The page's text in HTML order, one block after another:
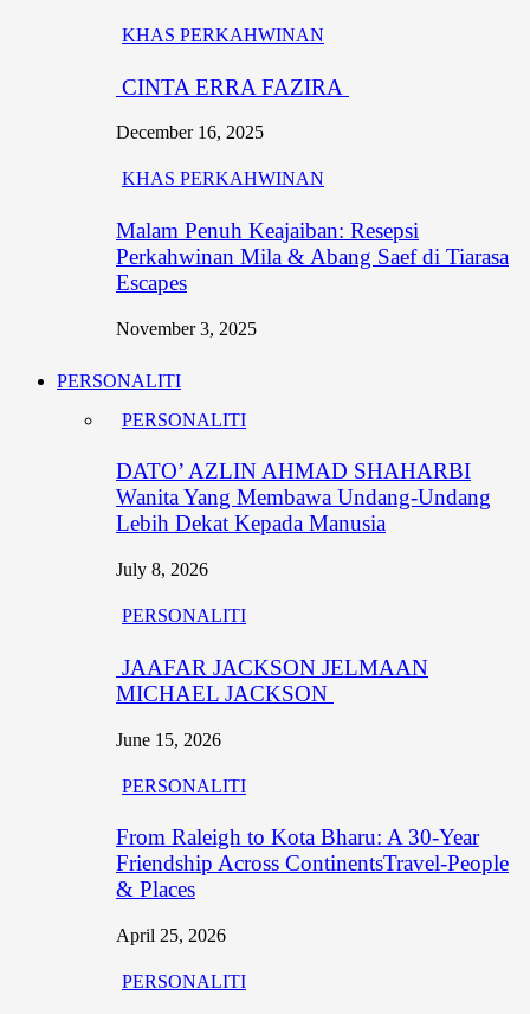
KHAS PERKAHWINAN
CINTA ERRA FAZIRA
December 16, 2025
KHAS PERKAHWINAN
Malam Penuh Keajaiban: Resepsi
Perkahwinan Mila & Abang Saef di Tiarasa
Escapes
November 3, 2025
PERSONALITI
PERSONALITI
DATO’ AZLIN AHMAD SHAHARBI
Wanita Yang Membawa Undang-Undang
Lebih Dekat Kepada Manusia
July 8, 2026
PERSONALITI
JAAFAR JACKSON JELMAAN
MICHAEL JACKSON
June 15, 2026
PERSONALITI
From Raleigh to Kota Bharu: A 30-Year
Friendship Across ContinentsTravel-People
& Places
April 25, 2026
PERSONALITI